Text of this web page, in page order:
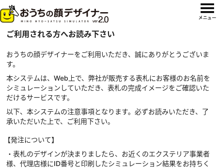
ご利用される方へお読み下さい
おうちの顔デザイナーをご利用いただき、誠にありがとうございま
す。
本システムは、Web上で、弊社が販売する表札にお客様のお名前を
シミュレーションしていただき、表札の完成イメージをご確認いた
だけるサービスです。
以下、本システムの注意事項となります。必ずお読みいただき、了
承いただいた上で、ご利用下さい。
【発注について】
・表札のデザインが決まりましたら、お近くのエクステリア事業者
様、代理店様にID番号と印刷したシミュレーション結果をお持ちく